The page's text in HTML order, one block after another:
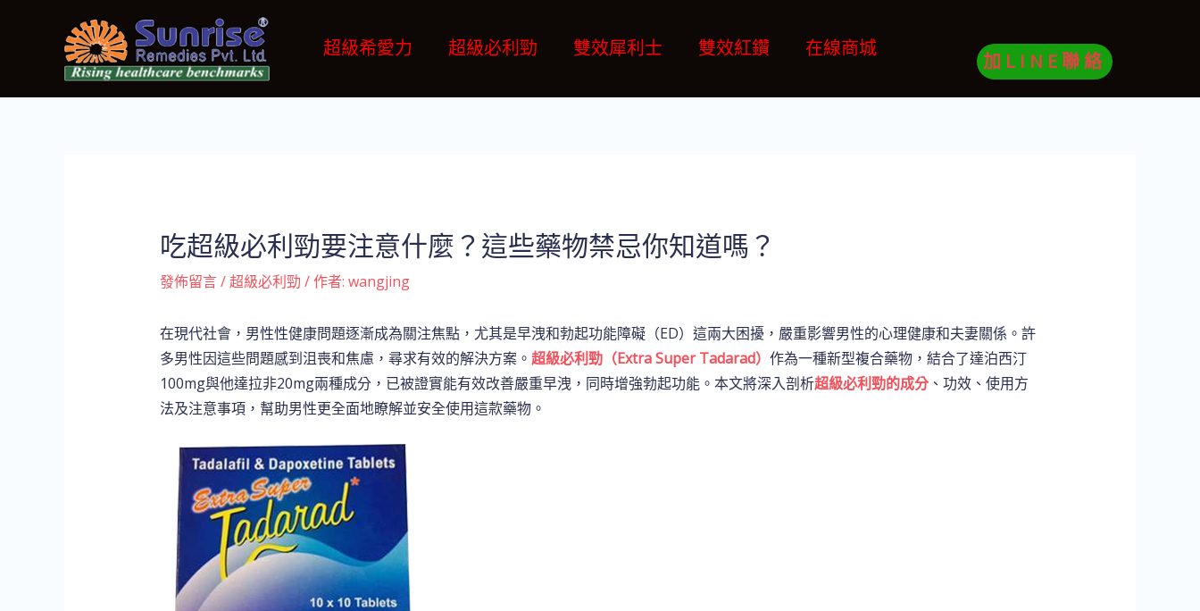
超級希愛力 超級必利勁 雙效犀利士 雙效紅鑽 在線商城
加LINE聯絡
吃超級必利勁要注意什麼？這些藥物禁忌你知道嗎？
發佈留言/超級必利勁 / 作者: wangjing
在現代社會，男性性健康問題逐漸成為關注焦點，尤其是早洩和勃起功能障礙（ED）這兩大困擾，嚴重影響男性的心理健康和夫妻關係。許
多男性因這些問題感到沮喪和焦慮，尋求有效的解決方案。 超級必利勁（Extra Super Tadarad） 作為一種新型複合藥物，結合了達泊西汀
100mg與他達拉非20mg兩種成分，已被證實能有效改善嚴重早洩，同時增強勃起功能。本文將深入剖析超級必利勁的成分、功效、使用方
法及注意事項，幫助男性更全面地瞭解並安全使用這款藥物。
navigation